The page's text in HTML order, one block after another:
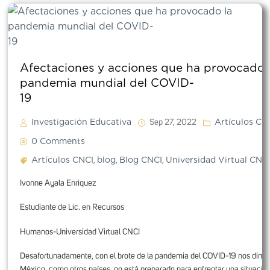
Afectaciones y acciones que ha provocado
pandemia mundial del COVID-
Investigación Educativa Sep 27, 2022
Artículos
0 Comments
Artículos CNCI, blog, Blog CNCI, Universidad Virtual CNCI
Ivonne Ayala Enriquez
Estudiante de Lic. en Recursos
Humanos-Universidad Virtual CNCI
Desafortunadamente, con el brote de la pandemia del COVID-19 nos